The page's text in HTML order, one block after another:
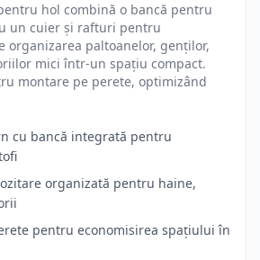
hol combină o bancă pentru
un cuier și rafturi pentru
organizarea paltoanelor, genților,
mici într-un spațiu compact.
montare pe perete, optimizând
cu bancă integrată pentru
organizată pentru haine,
pentru economisirea spațiului în